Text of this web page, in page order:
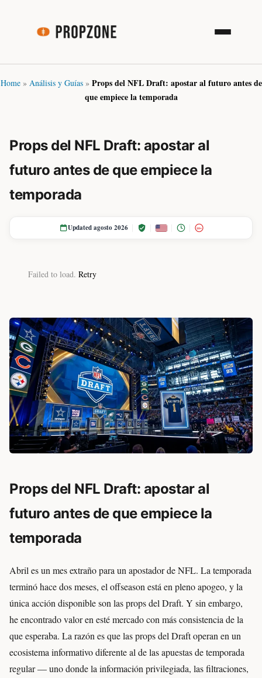
Home» Análisis y Guías» Props del NFL Draft: apostar al futuro antes de
que empiece la temporada
Props del NFL Draft: apostar al
futuro antes de que empiece la
temporada
Updated agosto 2026 18+
Failed to load. Retry
Props del NFL Draft: apostar al
futuro antes de que empiece la
temporada
Abril es un mes extraño para un apostador de NFL. La temporada
terminó hace dos meses, el offseason está en pleno apogeo, y la
única acción disponible son las props del Draft. Y sin embargo,
he encontrado valor en esté mercado con más consistencia de la
que esperaba. La razón es que las props del Draft operan en un
ecosistema informativo diferente al de las apuestas de temporada
regular — uno donde la información privilegiada, las filtraciones,